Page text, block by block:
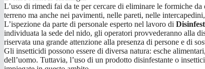
L’uso di rimedi fai da te per cercare di eliminare le formiche
terreno ma anche nei pavimenti, nelle pareti, nelle
L’ispezione da parte di personale esperto nel lavoro di
individuata la sede del nido, gli operatori provvederanno alla
riservata una grande attenzione alla presenza di persone e di
Gli insetticidi possono essere di diversa natura: esche
dell’uomo. Tuttavia, l’uso di un prodotto disinfestante o